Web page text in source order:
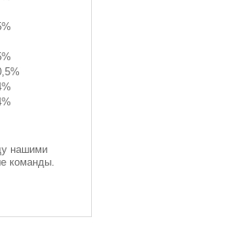
нашими
команды.